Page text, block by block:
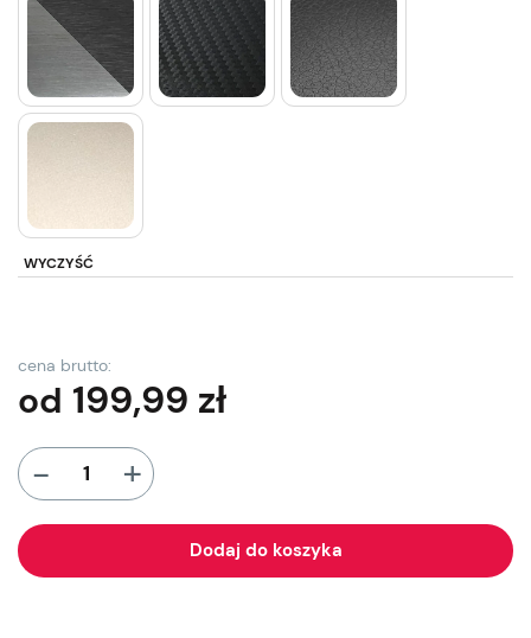
WYCZYŚĆ
cena brutto:
od 199,99 zł
- +
Dodaj do koszyka